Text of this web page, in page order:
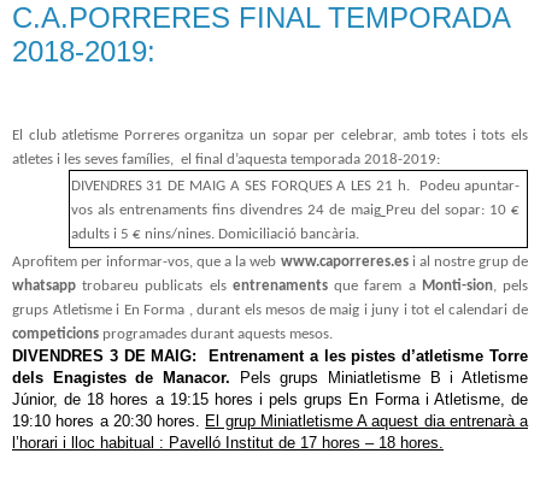
C.A.PORRERES FINAL TEMPORADA
2018-2019:
El club atletisme Porreres organitza un sopar per celebrar, amb totes i tots els
atletes i les seves famílies, el final d’aquesta temporada 2018-2019:
DIVENDRES 31 DE MAIG A SES FORQUES A LES 21 h.
Podeu apuntar-
vos als entrenaments fins divendres 24 de maig Preu del sopar: 10 €
adults i 5 € nins/nines. Domiciliació bancària.
Aprofitem per informar-vos, que a la web www.caporreres.esi al nostre grup de
whatsapp trobareu publicats els entrenamentsque farem a Monti-sion, pels
grups Atletisme i En Forma , durant els mesos de maig i juny i tot el calendari de
competicions programades durant aquests mesos.
DIVENDRES 3 DE MAIG:
Entrenament a les pistes d’atletisme Torre
dels Enagistes de Manacor. Pels grups Miniatletisme B i Atletisme
Júnior, de 18 hores a 19:15 hores i pels grups En Forma i Atletisme, de
19:10 hores a 20:30 hores. El grup Miniatletisme A aquest dia entrenarà a
l’horari i lloc habitual : Pavelló Institut de 17 hores – 18 hores.